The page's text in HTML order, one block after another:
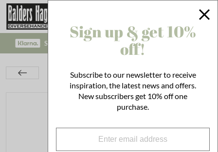
SAFE PAYMENT WITH KLARNA CHECKOUT!
Bracket Simple Antique Brown Small
Sign up & get 10%
off!
Subscribe to our newsletter to receive
inspiration, the latest news and offers.
New subscribers get 10% off one
purchase.